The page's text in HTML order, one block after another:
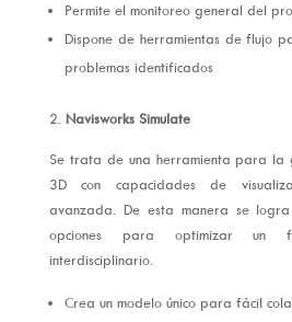
Permite el monitoreo general del
Dispone de herramientas de flujo
problemas identificados
2. Navisworks Simulate
Se trata de una herramienta para la
3D con capacidades de
avanzada. De esta manera se
opciones para optimizar un
interdisciplinario.
Crea un modelo único para fácil